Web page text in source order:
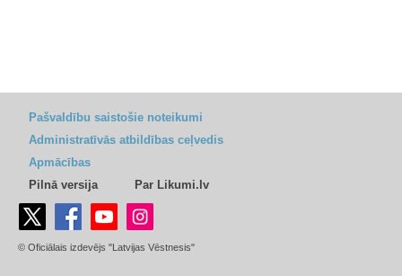
Pašvaldību saistošie noteikumi
Administratīvās atbildības ceļvedis
Apmācības
Pilnā versija
Par Likumi.lv
© Oficiālais izdevējs "Latvijas Vēstnesis"